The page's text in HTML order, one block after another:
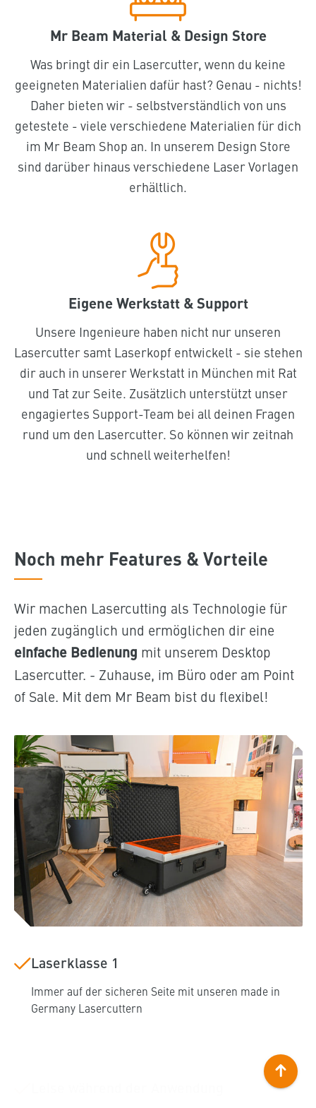
Mr Beam Material & Design Store
Was bringt dir ein Lasercutter, wenn du keine
geeigneten Materialien dafür hast? Genau - nichts!
Daher bieten wir - selbstverständlich von uns
getestete - viele verschiedene Materialien für dich
im Mr Beam Shop an. In unserem Design Store
sind darüber hinaus verschiedene Laser Vorlagen
erhältlich.
Eigene Werkstatt & Support
Unsere Ingenieure haben nicht nur unseren
Lasercutter samt Laserkopf entwickelt - sie stehen
dir auch in unserer Werkstatt in München mit Rat
und Tat zur Seite. Zusätzlich unterstützt unser
engagiertes Support-Team bei all deinen Fragen
rund um den Lasercutter. So können wir zeitnah
und schnell weiterhelfen!
Noch mehr Features & Vorteile
Wir machen Lasercutting als Technologie für
jeden zugänglich und ermöglichen dir eine
einfache Bedienung mit unserem Desktop
Lasercutter. - Zuhause, im Büro oder am Point
of Sale. Mit dem Mr Beam bist du flexibel!
Laserklasse 1
Immer auf der sicheren Seite mit unseren made in
Germany Lasercuttern